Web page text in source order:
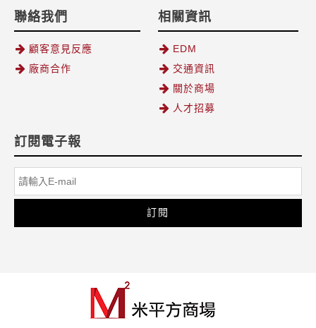
聯絡我們
顧客意見反應
廠商合作
相關資訊
EDM
交通資訊
關於商場
人才招募
訂閱電子報
訂閱